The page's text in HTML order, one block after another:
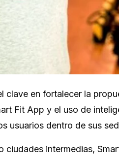
clave en fortalecer la
Fit App y el uso de
usuarios dentro de sus
intermedias,